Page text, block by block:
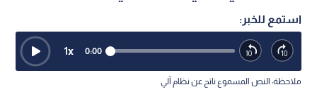
استمع للخبر:
0:00
1x
ملاحظة: النص المسموع ناتج عن نظام آلي